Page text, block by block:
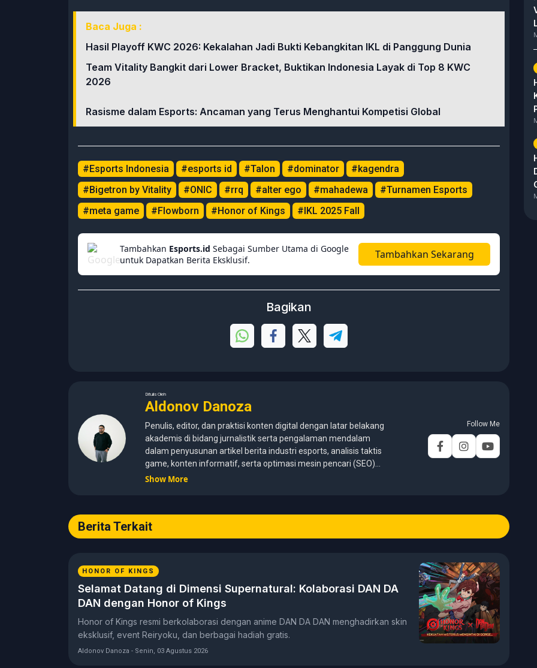
Baca Juga :
Hasil Playoff KWC 2026: Kekalahan Jadi Bukti Kebangkitan IKL di Panggung Dunia
Team Vitality Bangkit dari Lower Bracket, Buktikan Indonesia Layak di Top 8 KWC
2026
Rasisme dalam Esports: Ancaman yang Terus Menghantui Kompetisi Global
#Esports Indonesia #esports id #Talon #dominator
#kagendra
#Bigetron by Vitality
#ONIC #rrq #alter ego #mahadewa
#Turnamen Esports
#meta game
#Flowborn #Honor of Kings #IKL 2025 Fall
Tambahkan Esports.id Sebagai Sumber Utama di Google
untuk Dapatkan Berita Eksklusif.
Tambahkan Sekarang
Bagikan
Ditulis Oleh
Aldonov Danoza
Penulis, editor, dan praktisi konten digital dengan latar belakang
akademis di bidang jurnalistik serta pengalaman mendalam
dalam penyusunan artikel berita industri esports, analisis taktis
game, konten informatif, serta optimasi mesin pencari (SEO)
untuk audiens media digital. Lulusan Universitas Pelita Harapan
profesional. Berfokus pada pengembangan konten yang
mengutamakan akurasi, relevansi, dan analisis mendalam.
Memastikan artikel dikembangkan melalui riset data turnamen,
menyajikan liputan esports yang tajam dan berbobot bagi
pembaca. Berbagai topik yang menjadi fokus utama meliputi
industri esports (khususnya kompetisi profesional seperti MPL
Indonesia), analisis taktis dan meta game mobile, perkembangan
komunitas gamers di Indonesia.
Show More
Follow Me
Berita Terkait
HONOR OF KINGS
Selamat Datang di Dimensi Supernatural: Kolaborasi DAN DA
DAN dengan Honor of Kings
Honor of Kings resmi berkolaborasi dengan anime DAN DA DAN menghadirkan skin
eksklusif, event Reiryoku, dan berbagai hadiah gratis.
Aldonov Danoza - Senin, 03 Agustus 2026